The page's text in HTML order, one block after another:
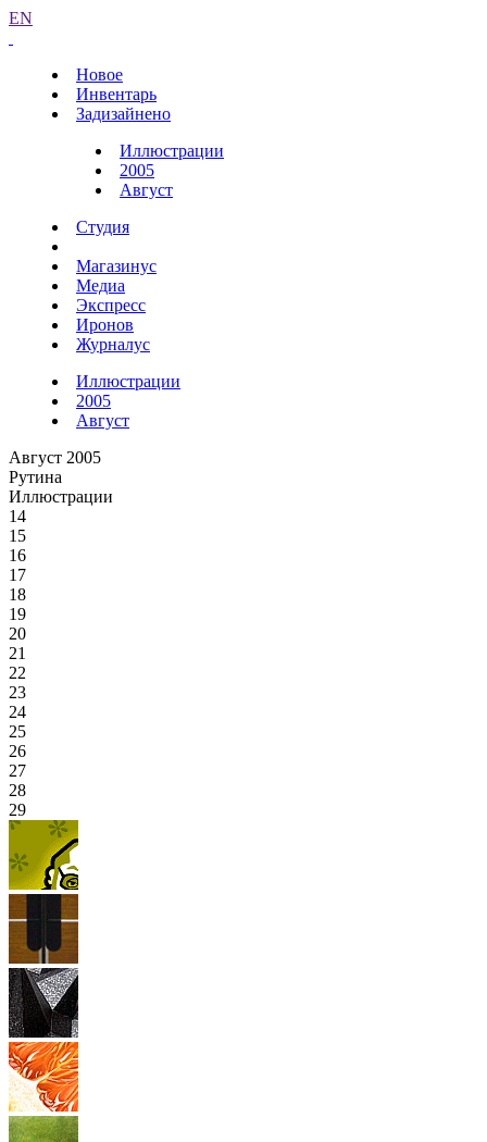
EN
Новое
Инвентарь
Задизайнено
Иллюстрации
2005
Август
Студия
Магазинус
Медиа
Экспресс
Иронов
Журналус
Иллюстрации
2005
Август
Август 2005
Рутина
Иллюстрации
14
15
16
17
18
19
20
21
22
23
24
25
26
27
28
29